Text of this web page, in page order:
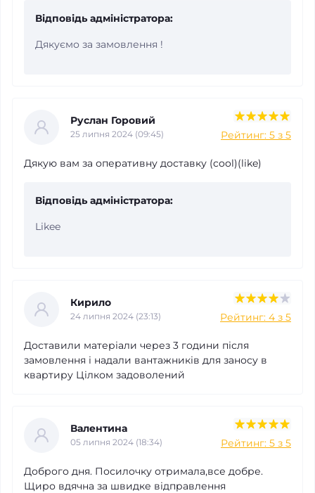
Відповідь адміністратора:
Дякуємо за замовлення !
Руслан Горовий
25 липня 2024 (09:45) Рейтинг: 5 з 5
Дякую вам за оперативну доставку (cool)(like)
Відповідь адміністратора:
Likee
Кирило
24 липня 2024 (23:13) Рейтинг: 4 з 5
Доставили матеріали через 3 години після
замовлення і надали вантажників для заносу в
квартиру Цілком задоволений
Валентина
05 липня 2024 (18:34) Рейтинг: 5 з 5
Доброго дня. Посилочку отримала,все добре.
Щиро вдячна за швидке відправлення